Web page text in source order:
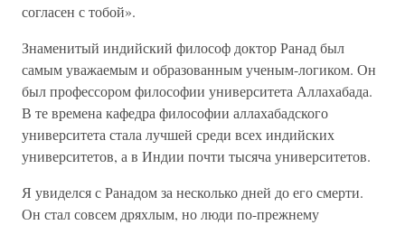
согласен с тобой».
Знаменитый индийский философ доктор Ранад был
самым уважаемым и образованным ученым-логиком. Он
был профессором философии университета Аллахабада.
В те времена кафедра философии аллахабадского
университета стала лучшей среди всех индийских
университетов, а в Индии почти тысяча университетов.
Я увиделся с Ранадом за несколько дней до его смерти.
Он стал совсем дряхлым, но люди по-прежнему